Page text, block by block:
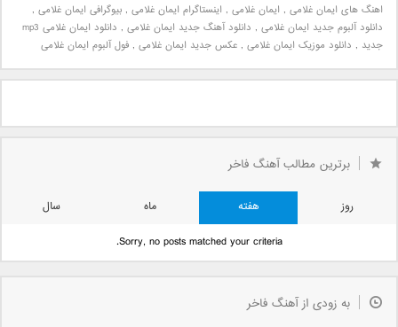
اهنگ های ایمان غلامی , ایمان غلامی , اینستاگرام ایمان غلامی , بیوگرافی ایمان غلامی ,
دانلود آلبوم جدید ایمان غلامی , دانلود آهنگ جدید ایمان غلامی ,
دانلود ایمان غلامی mp3
جدید , دانلود موزیک ایمان غلامی , عکس جدید ایمان غلامی , فول آلبوم ایمان غلامی
برترین مطالب آهنگ فاخر
روز هفته ماه
سال
Sorry, no posts matched your criteria.
به زودی از آهنگ فاخر